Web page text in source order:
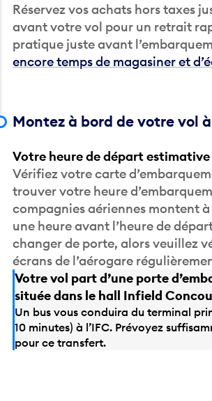
Réservez vos achats hors taxes
avant votre vol pour un retrait
pratique juste avant
encore temps de magasiner et
Montez à bord de votre vol
Votre heure de départ estimative
Vérifiez votre carte
trouver votre heure
compagnies aériennes montent à
une heure avant l’heure de
changer de porte, alors veuillez
écrans de l’aérogare
Votre vol part d’une porte
située dans le hall Infield
Un bus vous conduira du terminal
10 minutes) à l’IFC. Prévoyez
pour ce transfert.